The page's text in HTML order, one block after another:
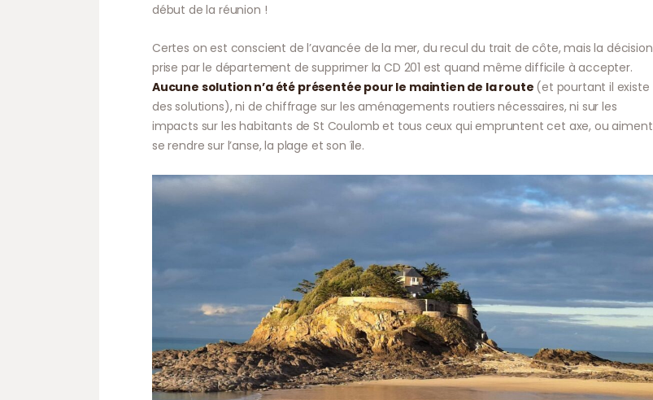
début de la réunion !
Certes on est conscient de l’avancée de la mer, du recul du trait de côte, mais la décision
prise par le département de supprimer la CD 201 est quand même difficile à accepter.
Aucune solution n’a été présentée pour le maintien de la route (et pourtant il existe
des solutions), ni de chiffrage sur les aménagements routiers nécessaires, ni sur les
impacts sur les habitants de St Coulomb et tous ceux qui empruntent cet axe, ou aiment
se rendre sur l’anse, la plage et son île.